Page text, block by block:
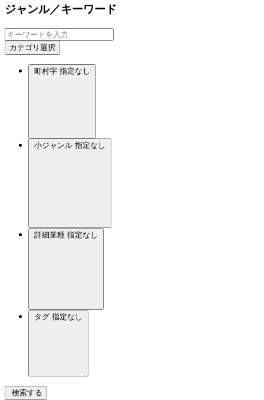
ジャンル／キーワード
カテゴリ選択
町村字 指定なし
小ジャンル 指定なし
詳細業種 指定なし
タグ 指定なし
検索する